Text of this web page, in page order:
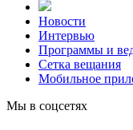
Новости
Интервью
Программы и
Сетка вещания
Мобильное
Мы в соцсетях